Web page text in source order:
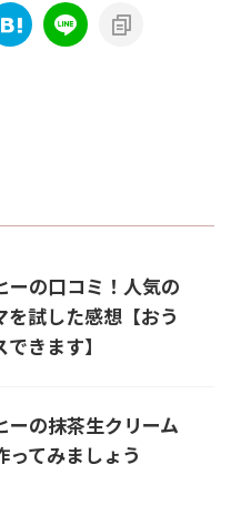
ーの口コミ！人気の
を試した感想【おう
きます】
ーの抹茶生クリーム
ってみましょう